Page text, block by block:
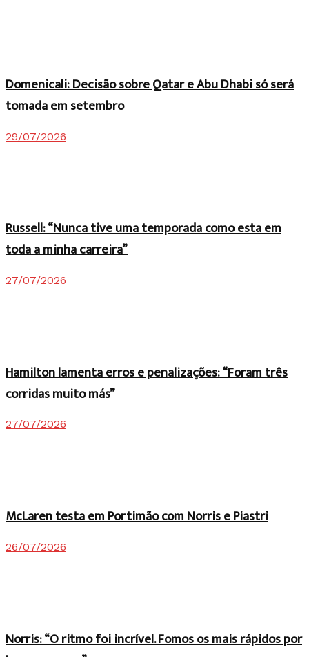
Domenicali: Decisão sobre Qatar e Abu Dhabi só será
tomada em setembro
29/07/2026
Russell: “Nunca tive uma temporada como esta em
toda a minha carreira”
27/07/2026
Hamilton lamenta erros e penalizações: “Foram três
corridas muito más”
27/07/2026
McLaren testa em Portimão com Norris e Piastri
26/07/2026
Norris: “O ritmo foi incrível. Fomos os mais rápidos por